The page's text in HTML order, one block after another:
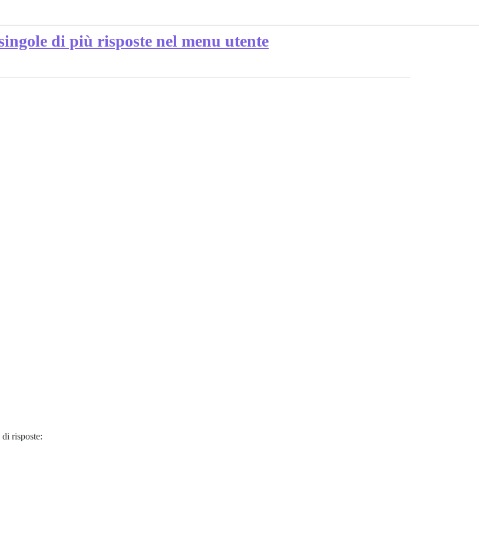
di più risposte nel menu utente
risposte: